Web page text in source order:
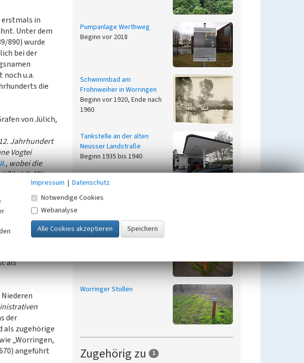
in
Unter dem
890) wurde
bei der
noch u.a.
die
von Jülich,
Jahrhundert
Vogtei
, wobei die
Zitat S. 48).
in Besitz des
geht auf die
nach oben
1277 durch
als
der
als zugehörige
„Worringen,
angeführt
Pumpanlage Werthweg
Beginn vor 2018
Schwimmbad am
Frohnweiher in Worringen
Beginn vor 1920, Ende nach
1960
Tankstelle an der alten
Neusser Landstraße
Beginn 1935 bis 1940
Beginn vor 900
Worringer Stollen
Zugehörig zu 1
Impressum | Datenschutz
Notwendige Cookies
Webanalyse